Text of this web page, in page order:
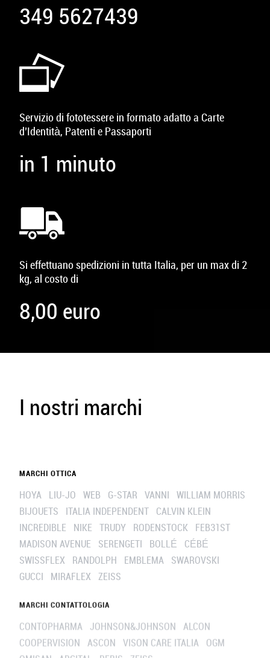
349 5627439
Servizio di fototessere in formato adatto a Carte
d’Identità, Patenti e Passaporti
in 1 minuto
Si effettuano spedizioni in tutta Italia, per un max di 2
kg, al costo di
8,00 euro
I nostri marchi
MARCHI OTTICA
HOYA LIU-JO WEB G-STAR VANNI WILLIAM MORRIS
BIJOUETS
ITALIA INDEPENDENT CALVIN KLEIN
INCREDIBLE
NIKE TRUDY RODENSTOCK FEB31ST
MADISON AVENUE
SERENGETI BOLLÉ
CÉBÉ
SWISSFLEX
RANDOLPH EMBLEMA SWAROVSKI
GUCCI
MIRAFLEX ZEISS
MARCHI CONTATTOLOGIA
CONTOPHARMA JOHNSON&JOHNSON
ALCON
COOPERVISION
ASCON VISON CARE ITALIA
OGM